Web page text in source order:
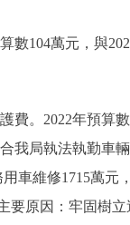
104萬元，與
。2022年預算數
我局執法執勤車
車維修1715萬元
要原因：牢固樹